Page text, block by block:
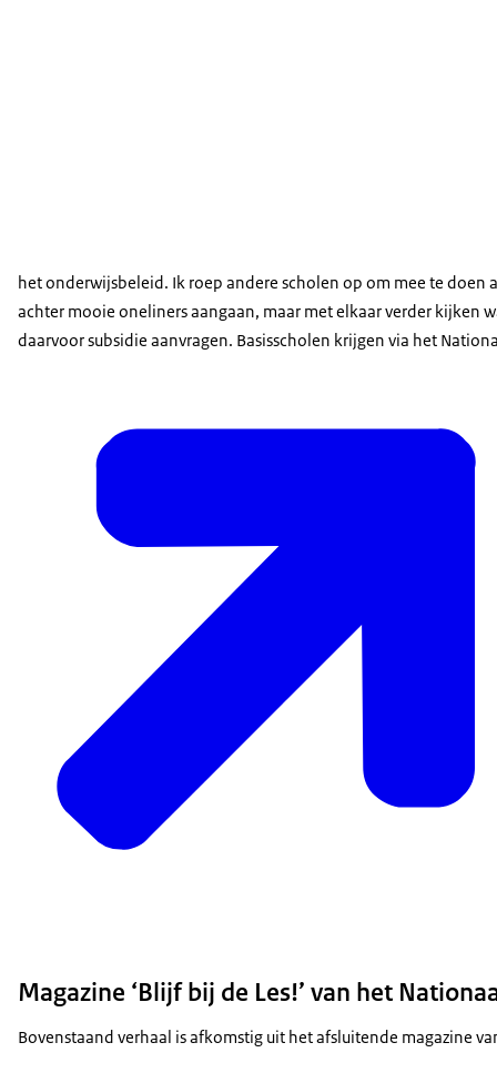
het onderwijsbeleid. Ik roep andere scholen op om mee te
achter mooie oneliners aangaan, maar met elkaar verder kijken
daarvoor subsidie aanvragen. Basisscholen krijgen via het
Magazine ‘Blijf bij de Les!’ van het
Bovenstaand verhaal is afkomstig uit het afsluitende magazine